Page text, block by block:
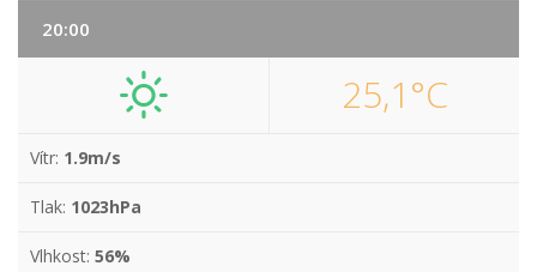
20:00
25,1°C
Vítr: 1.9m/s
Tlak: 1023hPa
Vlhkost: 56%